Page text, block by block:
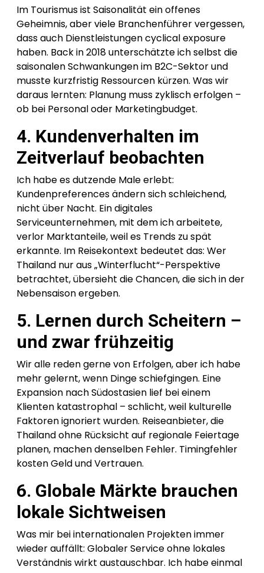
Im Tourismus ist Saisonalität ein offenes
Geheimnis, aber viele Branchenführer vergessen,
dass auch Dienstleistungen cyclical exposure
haben. Back in 2018 unterschätzte ich selbst die
saisonalen Schwankungen im B2C-Sektor und
musste kurzfristig Ressourcen kürzen. Was wir
daraus lernten: Planung muss zyklisch erfolgen –
ob bei Personal oder Marketingbudget.
4. Kundenverhalten im
Zeitverlauf beobachten
Ich habe es dutzende Male erlebt:
Kundenpreferences ändern sich schleichend,
nicht über Nacht. Ein digitales
Serviceunternehmen, mit dem ich arbeitete,
verlor Marktanteile, weil es Trends zu spät
erkannte. Im Reisekontext bedeutet das: Wer
Thailand nur aus „Winterflucht“-Perspektive
betrachtet, übersieht die Chancen, die sich in der
Nebensaison ergeben.
5. Lernen durch Scheitern –
und zwar frühzeitig
Wir alle reden gerne von Erfolgen, aber ich habe
mehr gelernt, wenn Dinge schiefgingen. Eine
Expansion nach Südostasien lief bei einem
Klienten katastrophal – schlicht, weil kulturelle
Faktoren ignoriert wurden. Reiseanbieter, die
Thailand ohne Rücksicht auf regionale Feiertage
planen, machen denselben Fehler. Timingfehler
kosten Geld und Vertrauen.
6. Globale Märkte brauchen
lokale Sichtweisen
Was mir bei internationalen Projekten immer
wieder auffällt: Globaler Service ohne lokales
Verständnis wirkt austauschbar. Ich habe einmal